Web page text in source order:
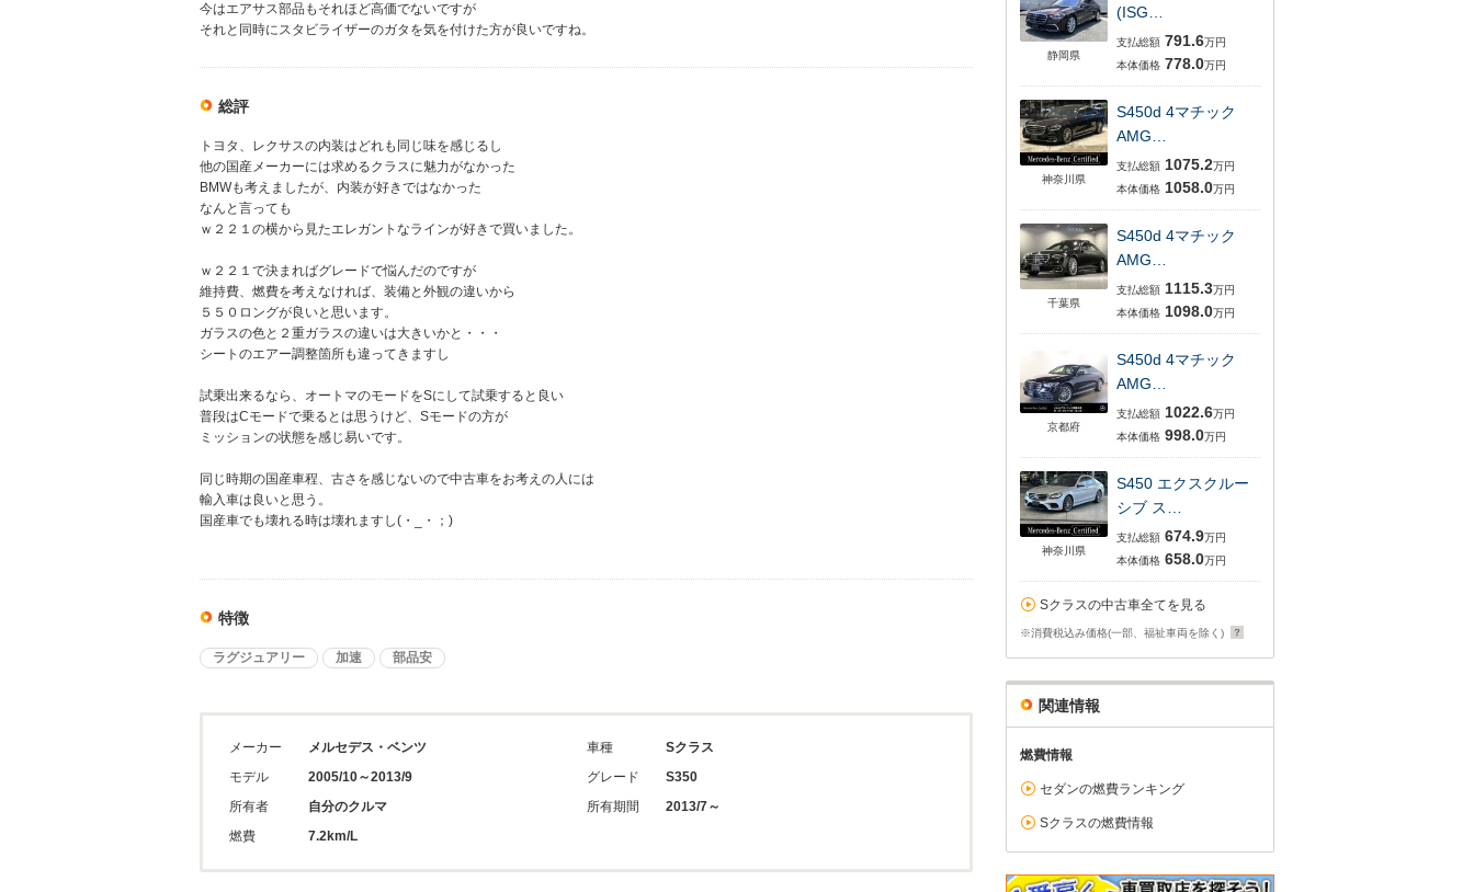
今はエアサス部品もそれほど高価でないですが
それと同時にスタビライザーのガタを気を付けた方が良いですね。
総評
トヨタ、レクサスの内装はどれも同じ味を感じるし
他の国産メーカーには求めるクラスに魅力がなかった
BMWも考えましたが、内装が好きではなかった
なんと言っても
ｗ２２１の横から見たエレガントなラインが好きで買いました。
ｗ２２１で決まればグレードで悩んだのですが
維持費、燃費を考えなければ、装備と外観の違いから
５５０ロングが良いと思います。
ガラスの色と２重ガラスの違いは大きいかと・・・
シートのエアー調整箇所も違ってきますし
試乗出来るなら、オートマのモードをSにして試乗すると良い
普段はCモードで乗るとは思うけど、Sモードの方が
ミッションの状態を感じ易いです。
同じ時期の国産車程、古さを感じないので中古車をお考えの人には
輸入車は良いと思う。
国産車でも壊れる時は壊れますし(・_・；)
特徴
ラグジュアリー 加速 部品安
メーカー
メルセデス・ベンツ
モデル
2005/10～2013/9
所有者
自分のクルマ
燃費
7.2km/L
車種
Sクラス
グレード
S350
所有期間
2013/7～
静岡県
(ISG…
支払総額 791.6万円
本体価格 778.0万円
神奈川県
S450d 4マチック
AMG…
支払総額 1075.2万円
本体価格 1058.0万円
千葉県
S450d 4マチック
AMG…
支払総額 1115.3万円
本体価格 1098.0万円
京都府
S450d 4マチック
AMG…
支払総額 1022.6万円
本体価格 998.0万円
神奈川県
S450 エクスクルー
シブ ス…
支払総額 674.9万円
本体価格 658.0万円
Sクラスの中古車全てを見る
※消費税込み価格(一部、福祉車両を除く)
関連情報
燃費情報
セダンの燃費ランキング
Sクラスの燃費情報